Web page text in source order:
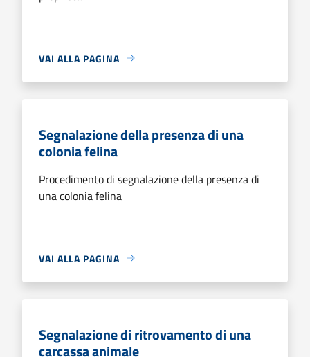
VAI ALLA PAGINA
Segnalazione della presenza di una
colonia felina
Procedimento di segnalazione della presenza di
una colonia felina
VAI ALLA PAGINA
Segnalazione di ritrovamento di una
carcassa animale